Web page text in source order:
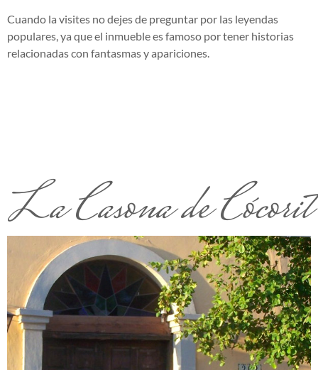
Cuando la visites no dejes de preguntar por las leyendas
populares, ya que el inmueble es famoso por tener historias
relacionadas con fantasmas y apariciones.
La Casona de Cócorit